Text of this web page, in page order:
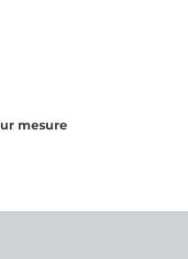
mesure